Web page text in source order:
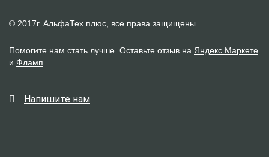
© 2017г. АльфаТех плюс, все права защищены
Помогите нам стать лучше. Оставьте отзыв на Яндекс.Маркете
и Фламп
Напишите нам